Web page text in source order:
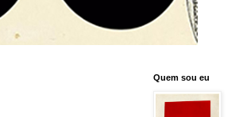
Quem sou eu